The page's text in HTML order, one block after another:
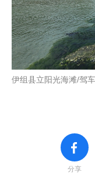
伊组县立阳光海滩/驾
分享